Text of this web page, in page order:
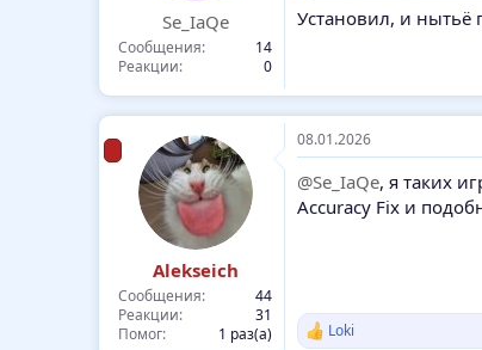
Se_IaQe
Сообщения
14
Реакции
0
Установил, и нытьё
Alekseich
Сообщения
44
Реакции
31
Помог
1 раз(а)
08.01.2026
@Se_IaQe, я таких
Accuracy Fix и
Р
Loki